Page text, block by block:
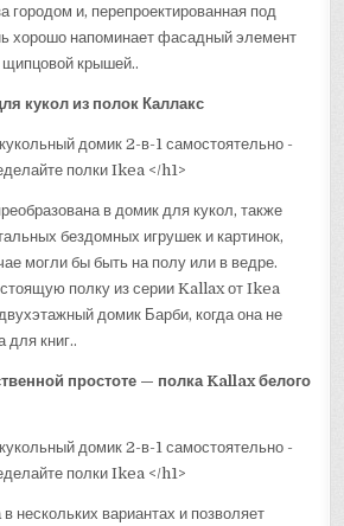
городом и, перепроектированная под
хорошо напоминает фасадный элемент
щипцовой крышей..
кукол из полок Каллакс
в домик для кукол, также
бездомных игрушек и картинок,
могли бы быть на полу или в ведре.
полку из серии Kallax от Ikea
домик Барби, когда она не
для книг..
простоте — полка Kallax белого
нескольких вариантах и позволяет